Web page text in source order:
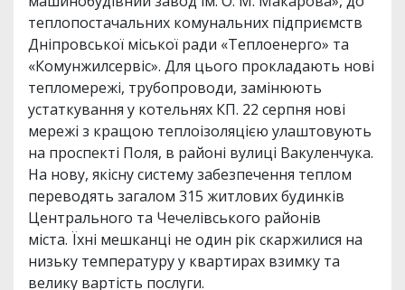
теплопостачальних комунальних підприємств
Дніпровської міської ради «Теплоенерго» та
«Комунжилсервіс». Для цього прокладають нові
тепломережі, трубопроводи, замінюють
устаткування у котельнях КП. 22 серпня нові
мережі з кращою теплоізоляцією улаштовують
на проспекті Поля, в районі вулиці Вакуленчука.
На нову, якісну систему забезпечення теплом
переводять загалом 315 житлових будинків
Центрального та Чечелівського районів
міста. Їхні мешканці не один рік скаржилися на
низьку температуру у квартирах взимку та
велику вартість послуги.